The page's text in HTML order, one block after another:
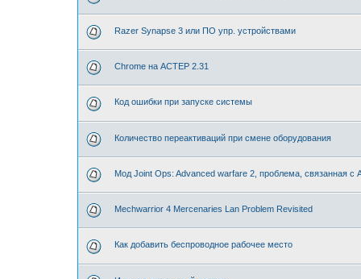
Razer Synapse 3 или ПО упр. устройствами
Chrome на АСТЕР 2.31
Код ошибки при запуске системы
Количество переактиваций при смене оборудования
Мод Joint Ops: Advanced warfare 2, проблема, связанная с
Mechwarrior 4 Mercenaries Lan Problem Revisited
Как добавить беспроводное рабочее место